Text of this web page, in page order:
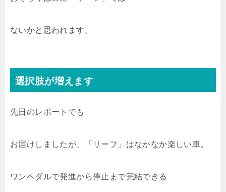
ないかと思われます。
選択肢が増えます
先日のレポートでも
お届けしましたが、「リーフ」はなかなか楽しい車。
ワンペダルで発進から停止まで完結できる